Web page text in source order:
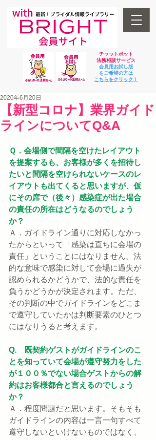
チャットボット
法務相談サービス
会員用お試し版
をご希望の方は
​こちらをクリック！
【新型コロナ】業界ガイド
ラインについてQ&A
2020年6月20日
Ｑ．会場側で間隔を空けたレイアウト
を提案するも、お客様が多くを招待し
たいと間隔を空けられないケースのレ
イアウトも出てくると思いますが、仮
にその席で（後々）感染症が出た場合
の責任の所在はどうなるのでしょう
か？
Ａ．ガイドライン通りに対応しなかっ
たからといって「感染は直ちに会場の
責任」ということにはなりません。法
的な意味で感染に対して会場に過失が
認められるかどうかで、法的な責任を
負うかどうかが決定されます。ただ、
その判断の中でガイドラインをどこま
で遵守していたかは判断要素のひとつ
にはなりうると考えます。
Q.　既契約ゲストがガイドラインのこ
とを知っていて会場が遵守努力をした
が１００％でない場合ゲストからの解
約はお客様都合と言えるのでしょう
か？
Ａ．程度問題だと思います。そもそも
ガイドラインの内容は一言一句すべて
遵守しないといけないものではなく、